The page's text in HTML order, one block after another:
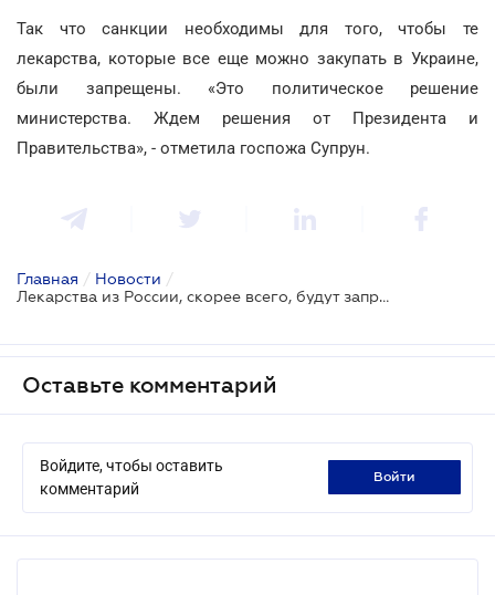
Так что санкции необходимы для того, чтобы те
лекарства, которые все еще можно закупать в Украине,
были запрещены. «Это политическое решение
министерства. Ждем решения от Президента и
Правительства», - отметила госпожа Супрун.
Главная / Новости /
Лекарства из России, скорее всего, будут запрещены
Оставьте комментарий
Войдите, чтобы оставить
комментарий
войти